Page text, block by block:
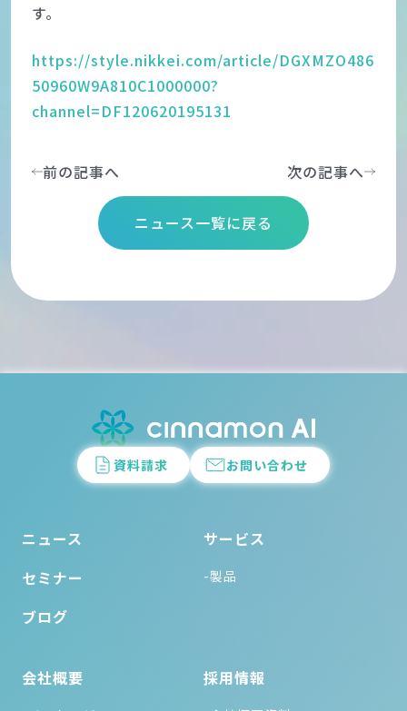
す。
https://style.nikkei.com/article/DGXMZO486
50960W9A810C1000000?
channel=DF120620195131
前の記事へ
ニュース一覧に戻る
次の記事へ
資料請求 お問い合わせ
ニュース
セミナー
ブログ
サービス
-製品
会社概要 採用情報